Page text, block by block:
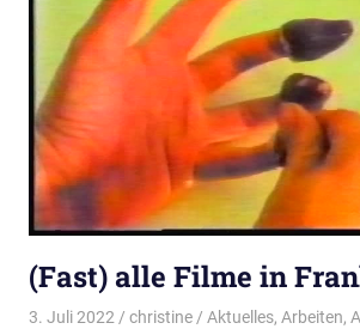
(Fast) alle Filme in
3. Juli 2022 christine Aktuelles, Arbeiten,